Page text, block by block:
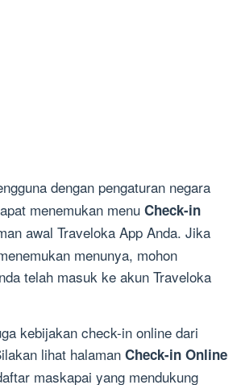
dengan pengaturan negara
menemukan menu Check-in
awal Traveloka App Anda. Jika
menunya, mohon
telah masuk ke akun Traveloka
kebijakan check-in online dari
lihat halaman Check-in Online
maskapai yang mendukung